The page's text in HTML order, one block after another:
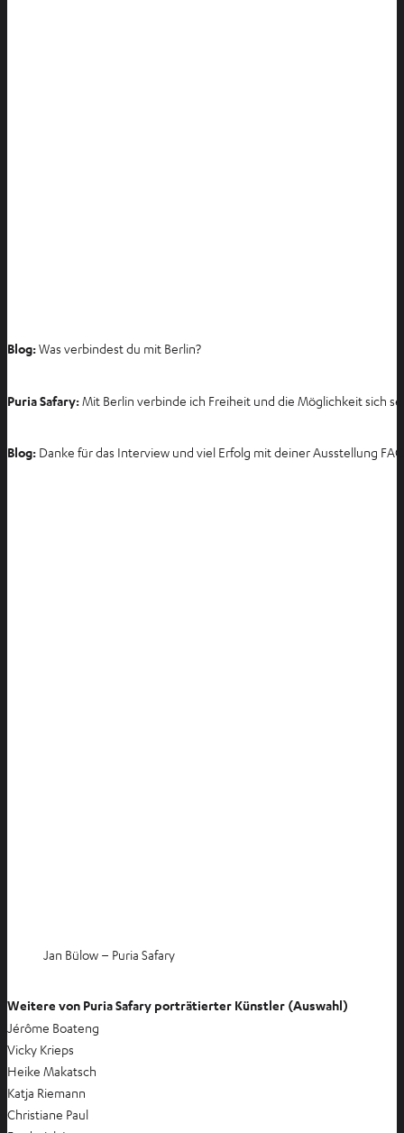
Blog:Was verbindest du mit Berlin?
Puria Safary: Mit Berlin verbinde ich Freiheit und die Möglichkeit sich
Blog: Danke für das Interview und viel Erfolg mit deiner Ausstellung
Jan Bülow – Puria Safary
Weitere von Puria Safary porträtierter Künstler (Auswahl)
Jérôme Boateng
Vicky Krieps
Heike Makatsch
Katja Riemann
Christiane Paul